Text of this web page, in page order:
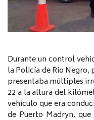
Durante un control
la Policía de Río Negro,
presentaba múltiples
22 a la altura del
vehículo que era
de Puerto Madryn,